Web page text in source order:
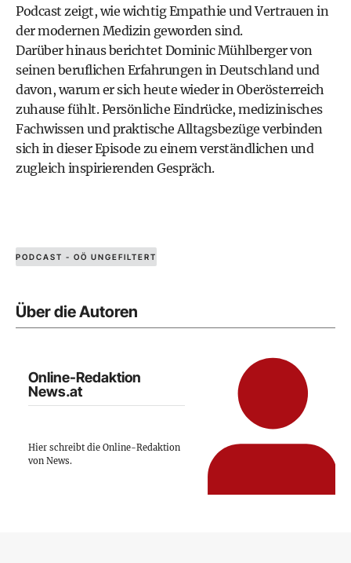
Podcast zeigt, wie wichtig Empathie und Vertrauen in
der modernen Medizin geworden sind.
Darüber hinaus berichtet Dominic Mühlberger von
seinen beruflichen Erfahrungen in Deutschland und
davon, warum er sich heute wieder in Oberösterreich
zuhause fühlt. Persönliche Eindrücke, medizinisches
Fachwissen und praktische Alltagsbezüge verbinden
sich in dieser Episode zu einem verständlichen und
zugleich inspirierenden Gespräch.
PODCAST - OÖ UNGEFILTERT
Über die Autoren
Online-Redaktion
News.at
Hier schreibt die Online-Redaktion
von News.